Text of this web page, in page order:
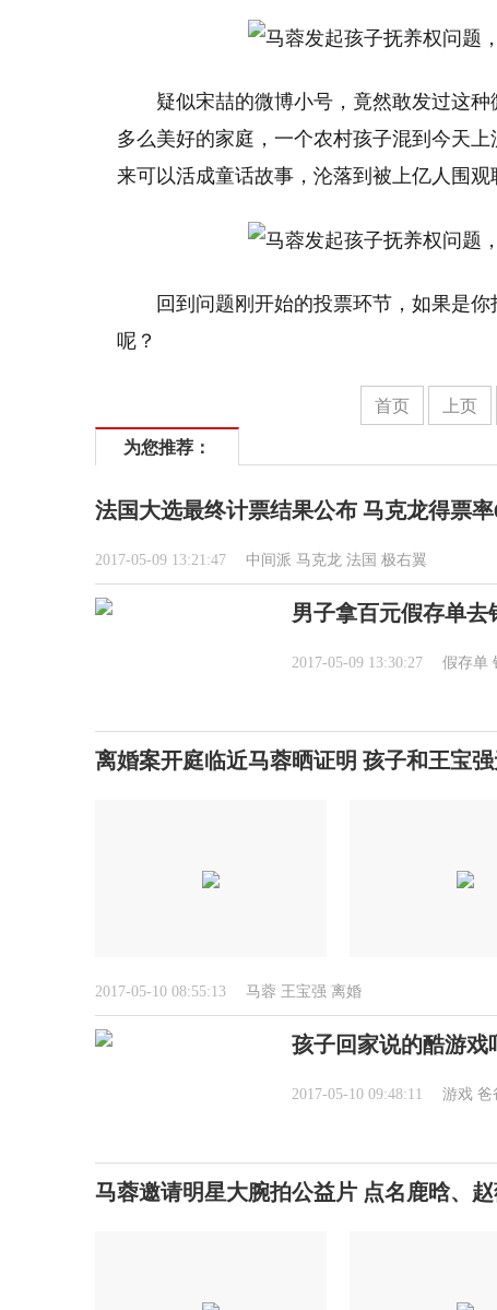
疑似宋喆的微博小号，竟然敢发过这
多么美好的家庭，一个农村孩子混到今天
来可以活成童话故事，沦落到被上亿人围观
回到问题刚开始的投票环节，如果是
呢？
首页 上页
为您推荐：
法国大选最终计票结果公布 马克龙得票率
2017-05-09 13:21:47 中间派 马克龙 法国 极右翼
男子拿百元假存单去
2017-05-09 13:30:27 假存单
离婚案开庭临近马蓉晒证明 孩子和王宝
2017-05-10 08:55:13 马蓉 王宝强 离婚
孩子回家说的酷游戏
2017-05-10 09:48:11 游戏 爸
马蓉邀请明星大腕拍公益片 点名鹿晗、